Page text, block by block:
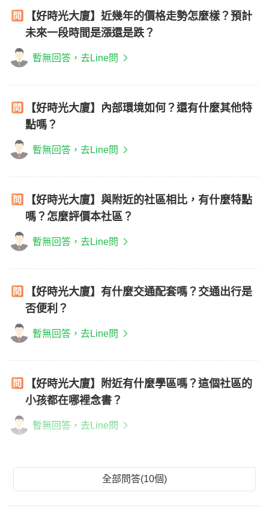
【好時光大廈】近幾年的價格走勢怎麼樣？預計
未來一段時間是漲還是跌？
暫無回答，去Line問
【好時光大廈】內部環境如何？還有什麼其他特
點嗎？
暫無回答，去Line問
【好時光大廈】與附近的社區相比，有什麼特點
嗎？怎麼評價本社區？
暫無回答，去Line問
【好時光大廈】有什麼交通配套嗎？交通出行是
否便利？
暫無回答，去Line問
【好時光大廈】附近有什麼學區嗎？這個社區的
小孩都在哪裡念書？
暫無回答，去Line問
全部問答(10個)